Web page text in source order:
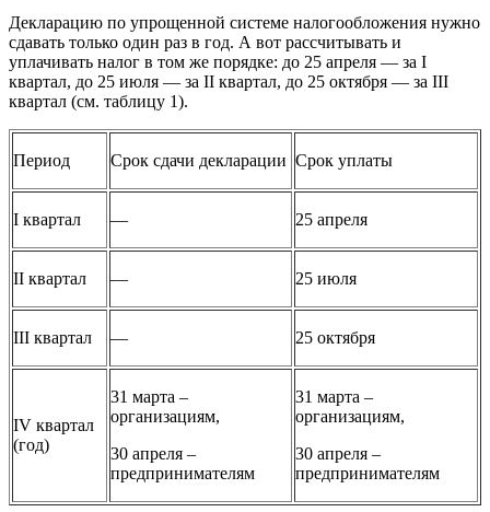
Декларацию по упрощенной системе налогообложения нужно
сдавать только один раз в год. А вот рассчитывать и
уплачивать налог в том же порядке: до 25 апреля — за I
квартал, до 25 июля — за II квартал, до 25 октября — за III
квартал (см. таблицу 1).
Период Срок сдачи декларации Срок уплаты
I квартал — 25 апреля
II квартал — 25 июля
III квартал — 25 октября
IV квартал
(год)
31 марта –
организациям,
30 апреля –
предпринимателям
31 марта –
организациям,
30 апреля –
предпринимателям